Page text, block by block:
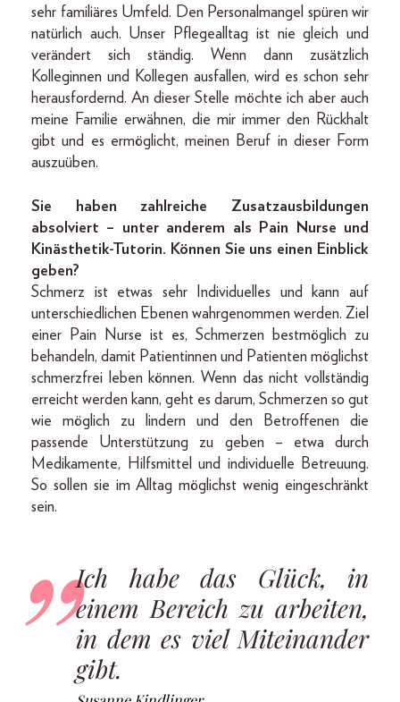
sehr familiäres Umfeld. Den Personalmangel spüren wir
natürlich auch. Unser Pflegealltag ist nie gleich und
verändert sich ständig. Wenn dann zusätzlich
Kolleginnen und Kollegen ausfallen, wird es schon sehr
herausfordernd. An dieser Stelle möchte ich aber auch
meine Familie erwähnen, die mir immer den Rückhalt
gibt und es ermöglicht, meinen Beruf in dieser Form
auszuüben.
Sie haben zahlreiche Zusatzausbildungen
absolviert – unter anderem als Pain Nurse und
Kinästhetik-Tutorin. Können Sie uns einen Einblick
geben?
Schmerz ist etwas sehr Individuelles und kann auf
unterschiedlichen Ebenen wahrgenommen werden. Ziel
einer Pain Nurse ist es, Schmerzen bestmöglich zu
behandeln, damit Patientinnen und Patienten möglichst
schmerzfrei leben können. Wenn das nicht vollständig
erreicht werden kann, geht es darum, Schmerzen so gut
wie möglich zu lindern und den Betroffenen die
passende Unterstützung zu geben – etwa durch
Medikamente, Hilfsmittel und individuelle Betreuung.
So sollen sie im Alltag möglichst wenig eingeschränkt
sein.
Ich habe das Glück, in
einem Bereich zu arbeiten,
in dem es viel Miteinander
gibt.